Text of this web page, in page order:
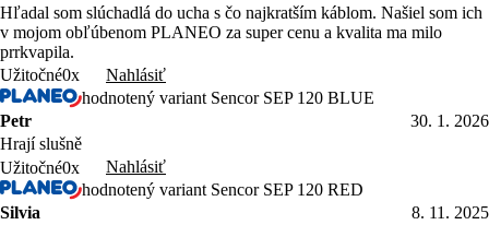
Hľadal som slúchadlá do ucha s čo najkratším káblom. Našiel som ich
v mojom obľúbenom PLANEO za super cenu a kvalita ma milo
prrkvapila.
Užitočné0x
Nahlásiť
hodnotený variant Sencor SEP 120 BLUE
Petr
30. 1. 2026
Hrají slušně
Užitočné0x
Nahlásiť
hodnotený variant Sencor SEP 120 RED
Silvia
8. 11. 2025